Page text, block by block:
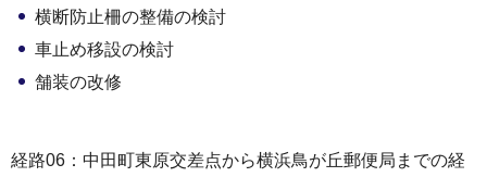
横断防止柵の整備の検討
車止め移設の検討
舗装の改修
経路06：中田町東原交差点から横浜鳥が丘郵便局までの経